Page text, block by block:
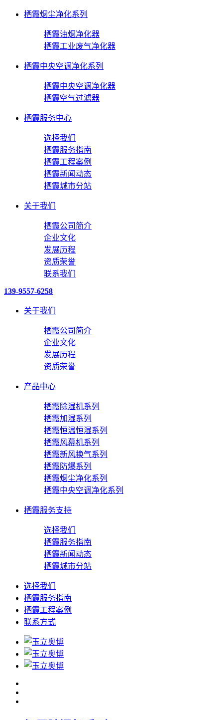
栖霞烟尘净化系列
栖霞油烟净化器
栖霞工业废气净化器
栖霞中央空调净化系列
栖霞中央空调净化器
栖霞空气过滤器
栖霞服务中心
选择我们
栖霞服务指南
栖霞工程案例
栖霞新闻动态
栖霞城市分站
关于我们
栖霞公司简介
企业文化
发展历程
资质荣誉
联系我们
139-9557-6258
关于我们
栖霞公司简介
企业文化
发展历程
资质荣誉
产品中心
栖霞除湿机系列
栖霞加湿系列
栖霞恒温恒湿系列
栖霞风幕机系列
栖霞新风换气系列
栖霞防爆系列
栖霞烟尘净化系列
栖霞中央空调净化系列
栖霞服务支持
选择我们
栖霞服务指南
栖霞新闻动态
栖霞城市分站
选择我们
栖霞服务指南
栖霞工程案例
联系方式